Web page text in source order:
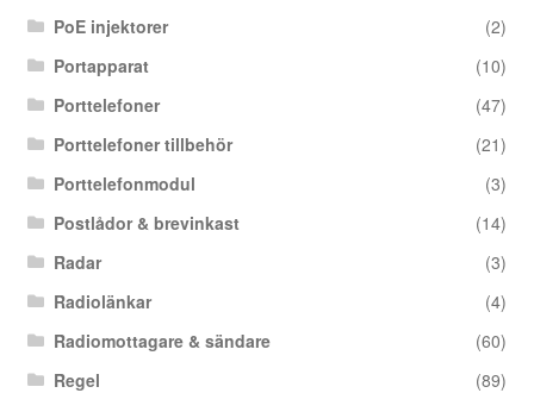
PoE injektorer
(2)
Portapparat
(10)
Porttelefoner
(47)
Porttelefoner tillbehör
(21)
Porttelefonmodul
(3)
Postlådor & brevinkast
(14)
Radar
(3)
Radiolänkar
(4)
Radiomottagare & sändare
(60)
Regel
(89)